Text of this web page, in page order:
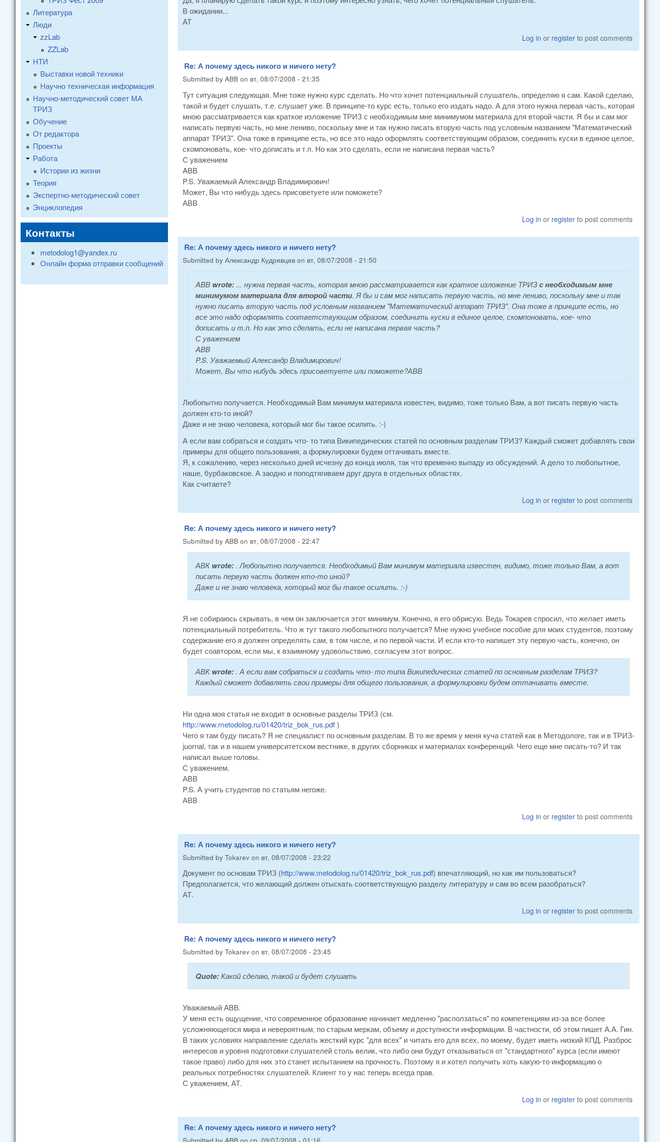
В ожидании...
АТ
Log in or register to post comments
Re: А почему здесь никого и ничего нету?
Submitted by ABB on вт, 08/07/2008 - 21:35
Тут ситуация следующая. Мне тоже нужно курс сделать. Но что хочет потенциальный слушатель, определяю я сам. Какой сделаю,
такой и будет слушать, т.е. слушает уже. В принципе-то курс есть, только его издать надо. А для этого нужна первая часть, которая
мною рассматривается как краткое изложение ТРИЗ с необходимым мне минимумом материала для второй части. Я бы и сам мог
написать первую часть, но мне лениво, поскольку мне и так нужно писать вторую часть под условным названием "Математический
аппарат ТРИЗ". Она тоже в принципе есть, но все это надо оформлять соответствующим образом, соединить куски в единое целое,
скомпоновать, кое- что дописать и т.п. Но как это сделать, если не написана первая часть?
С уважением
ABB
P.S. Уважаемый Александр Владимирович!
Может, Вы что нибудь здесь присоветуете или поможете?
АВВ
Log in or register to post comments
Re: А почему здесь никого и ничего нету?
Submitted by Александр Кудрявцев on вт, 08/07/2008 - 21:50
ABB wrote: ... нужна первая часть, которая мною рассматривается как краткое изложение ТРИЗс необходимым мне
минимумом материала для второй части. Я бы и сам мог написать первую часть, но мне лениво, поскольку мне и так
нужно писать вторую часть под условным названием "Математический аппарат ТРИЗ". Она тоже в принципе есть, но
все это надо оформлять соответствующим образом, соединить куски в единое целое, скомпоновать, кое- что
дописать и т.п. Но как это сделать, если не написана первая часть?
С уважением
ABB
P.S. Уважаемый Александр Владимирович!
Может, Вы что нибудь здесь присоветуете или поможете?АВВ
Любопытно получается. Необходимый Вам минимум материала известен, видимо, тоже только Вам, а вот писать первую часть
должен кто-то иной?
Даже и не знаю человека, который мог бы такое осилить. :-)
А если вам собраться и создать что- то типа Википедических статей по основным разделам ТРИЗ? Каждый сможет добавлять свои
примеры для общего пользования, а формулировки будем оттачивать вместе.
Я, к сожалению, через несколько дней исчезну до конца июля, так что временно выпаду из обсуждений. А дело то любопытное,
наше, бурбаковское. А заодно и поподтягиваем друг друга в отдельных областях.
Как считаете?
Log in or register to post comments
Re: А почему здесь никого и ничего нету?
Submitted by ABB on вт, 08/07/2008 - 22:47
АВКwrote: . Любопытно получается. Необходимый Вам минимум материала известен, видимо, тоже только Вам, а вот
писать первую часть должен кто-то иной?
Даже и не знаю человека, который мог бы такое осилить. :-)
Я не собираюсь скрывать, в чем он заключается этот минимум. Конечно, я его обрисую. Ведь Токарев спросил, что желает иметь
потенциальный потребитель. Что ж тут такого любопытного получается? Мне нужно учебное пособие для моих студентов, поэтому
содержание его я должен определять сам, в том числе, и по первой части. И если кто-то напишет эту первую часть, конечно, он
будет соавтором, если мы, к взаимному удовольствию, согласуем этот вопрос.
АВКwrote: . А если вам собраться и создать что- то типа Википедических статей по основным разделам ТРИЗ?
Каждый сможет добавлять свои примеры для общего пользования, а формулировки будем оттачивать вместе.
Ни одна моя статья не входит в основные разделы ТРИЗ (см.
http://www.metodolog.ru/01420/triz_bok_rus.pdf)
Чего я там буду писать? Я не специалист по основным разделам. В то же время у меня куча статей как в Методологе, так и в ТРИЗ-
juornal, так и в нашем университетском вестнике, в других сборниках и материалах конференций. Чего еще мне писать-то? И так
написал выше головы.
С уважением.
АВВ
P.S. А учить студентов по статьям негоже.
АВВ
Log in or register to post comments
Re: А почему здесь никого и ничего нету?
Submitted by Tokarev on вт, 08/07/2008 - 23:22
Документ по основам ТРИЗ (http://www.metodolog.ru/01420/triz_bok_rus.pdf) впечатляющий, но как им пользоваться?
Предполагается, что желающий должен отыскать соответствующую разделу литературу и сам во всем разобраться?
АТ.
Log in or register to post comments
Re: А почему здесь никого и ничего нету?
Submitted by Tokarev on вт, 08/07/2008 - 23:45
Quote:Какой сделаю, такой и будет слушать
Уважаемый АВВ.
У меня есть ощущение, что современное образование начинает медленно "расползаться" по компетенциям из-за все более
усложняющегося мира и невероятным, по старым меркам, объему и доступности информации. В частности, об этом пишет А.А. Гин.
В таких условиях направление сделать жесткий курс "для всех" и читать его для всех, по моему, будет иметь низкий КПД. Разброс
интересов и уровня подготовки слушателей столь велик, что либо они будут отказываться от "стандартного" курса (если имеют
такое право) либо для них это станет испытанием на прочность. Поэтому я и хотел получить хоть какую-то информацию о
реальных потребностях слушателей. Клиент то у нас теперь всегда прав.
С уважением, АТ.
Log in or register to post comments
Re: А почему здесь никого и ничего нету?
Литература
Люди
zzLab
ZZLab
НТИ
Выставки новой техники
Научно техническая информация
Научно-методический совет МА
ТРИЗ
Обучение
От редактора
Проекты
Работа
Истории из жизни
Теория
Экспертно-методический совет
Энциклопедия
Контакты
metodolog1@yandex.ru
Онлайн форма отправки сообщений